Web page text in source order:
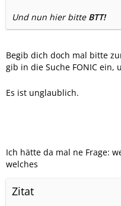
Und nun hier bitte BTT!
Begib dich doch mal bitte
gib in die Suche FONIC ein,
Es ist unglaublich.
Ich hätte da mal ne Frage:
welches
Zitat